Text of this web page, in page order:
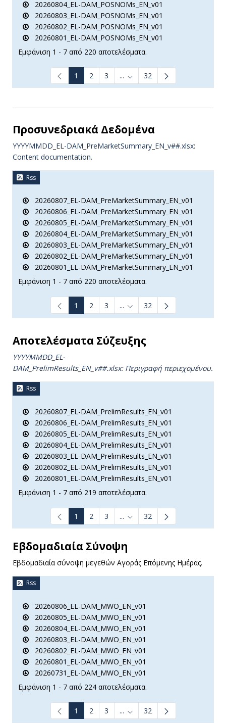
20260804_EL-DAM_POSNOMs_EN_v01
20260803_EL-DAM_POSNOMs_EN_v01
20260802_EL-DAM_POSNOMs_EN_v01
20260801_EL-DAM_POSNOMs_EN_v01
Εμφάνιση 1 - 7 από 220 αποτελέσματα.
1 2 3 ... Ενδιάμεσες σελίδες Use
32
Προσυνεδριακά Δεδομένα
YYYYMMDD_EL-DAM_PreMarketSummary_EN_v##.xlsx:
Content documentation.
Rss
20260807_EL-DAM_PreMarketSummary_EN_v01
20260806_EL-DAM_PreMarketSummary_EN_v01
20260805_EL-DAM_PreMarketSummary_EN_v01
20260804_EL-DAM_PreMarketSummary_EN_v01
20260803_EL-DAM_PreMarketSummary_EN_v01
20260802_EL-DAM_PreMarketSummary_EN_v01
20260801_EL-DAM_PreMarketSummary_EN_v01
Εμφάνιση 1 - 7 από 220 αποτελέσματα.
1 2 3 ... Ενδιάμεσες σελίδες Use
32
Αποτελέσματα Σύζευξης
YYYYMMDD_EL-
DAM_PrelimResults_ΕΝ_v##.xlsx: Περιγραφή περιεχομένου.
Rss
20260807_EL-DAM_PrelimResults_EN_v01
20260806_EL-DAM_PrelimResults_EN_v01
20260805_EL-DAM_PrelimResults_EN_v01
20260804_EL-DAM_PrelimResults_EN_v01
20260803_EL-DAM_PrelimResults_EN_v01
20260802_EL-DAM_PrelimResults_EN_v01
20260801_EL-DAM_PrelimResults_EN_v01
Εμφάνιση 1 - 7 από 219 αποτελέσματα.
1 2 3 ... Ενδιάμεσες σελίδες Use
32
Εβδομαδιαία Σύνοψη
Εβδομαδιαία σύνοψη μεγεθών Αγοράς Επόμενης Ημέρας.
Rss
20260806_EL-DAM_MWO_EN_v01
20260805_EL-DAM_MWO_EN_v01
20260804_EL-DAM_MWO_EN_v01
20260803_EL-DAM_MWO_EN_v01
20260802_EL-DAM_MWO_EN_v01
20260801_EL-DAM_MWO_EN_v01
20260731_EL-DAM_MWO_EN_v01
Εμφάνιση 1 - 7 από 224 αποτελέσματα.
1 2 3 ... Ενδιάμεσες σελίδες Use
32